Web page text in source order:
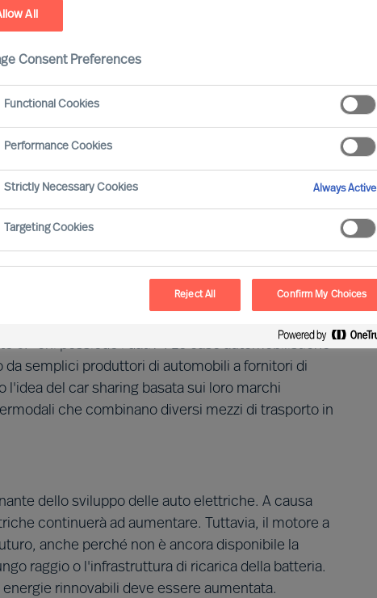
tecnologici rapidi e dirompenti. Sia i costruttori
per adattarsi in funzione della trasformazione
i nuovi servizi di mobilità, la guida connessa e
creano opportunità per nuovi attori, tra cui i
Uniti e dalla Cina.
di dati. Questi big data devono essere curati
pur mantenendo la privacy degli utenti.
è: "chi possiede i dati?". Le case automobilistiche
semplici produttori di automobili a fornitori di
del car sharing basata sui loro marchi
che combinano diversi mezzi di trasporto in
dello sviluppo delle auto elettriche. A causa
continuerà ad aumentare. Tuttavia, il motore a
anche perché non è ancora disponibile la
raggio o l'infrastruttura di ricarica della batteria.
rinnovabili deve essere aumentata.
All
Consent Preferences
Functional Cookies
Performance Cookies
Strictly Necessary Cookies Always Active
Targeting Cookies
Reject All Confirm My Choices